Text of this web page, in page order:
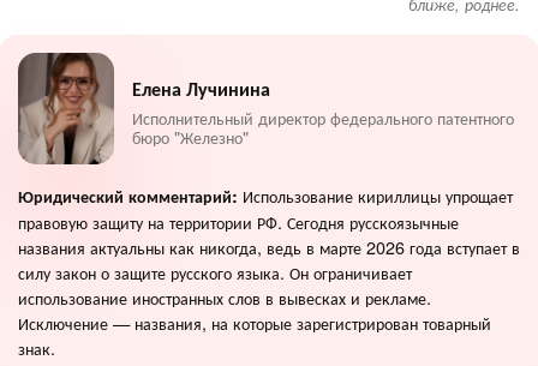
Елена Лучинина
Исполнительный директор федерального патентного
бюро "Железно"
Юридический комментарий: Использование кириллицы упрощает
правовую защиту на территории РФ. Сегодня русскоязычные
названия актуальны как никогда, ведь в марте 2026 года вступает в
силу закон о защите русского языка. Он ограничивает
использование иностранных слов в вывесках и рекламе.
Исключение — названия, на которые зарегистрирован товарный
знак.